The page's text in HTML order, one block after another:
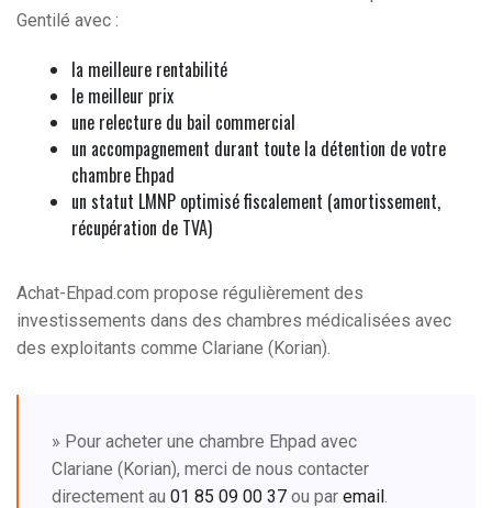
Gentilé avec :
la meilleure rentabilité
le meilleur prix
une relecture du bail commercial
un accompagnement durant toute la détention de votre
chambre Ehpad
un statut LMNP optimisé fiscalement (amortissement,
récupération de TVA)
Achat-Ehpad.com propose régulièrement des
investissements dans des chambres médicalisées avec
des exploitants comme Clariane (Korian).
» Pour acheter une chambre Ehpad avec
Clariane (Korian), merci de nous contacter
directement au 01 85 09 00 37 ou par email.